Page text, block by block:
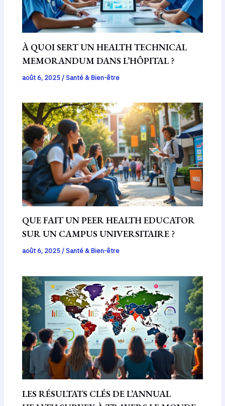
À QUOI SERT UN HEALTH TECHNICAL
MEMORANDUM DANS L’HÔPITAL ?
août 6, 2025/Santé & Bien-être
QUE FAIT UN PEER HEALTH EDUCATOR
SUR UN CAMPUS UNIVERSITAIRE ?
août 6, 2025/Santé & Bien-être
LES RÉSULTATS CLÉS DE L’ANNUAL